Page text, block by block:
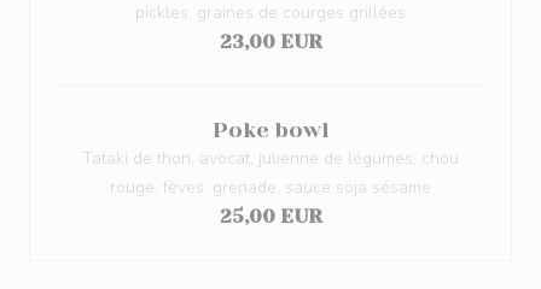
pickles, graines de courges grillées
23,00 EUR
Poke bowl
Tataki de thon, avocat, julienne de légumes, chou
rouge, fèves, grenade, sauce soja sésame
25,00 EUR